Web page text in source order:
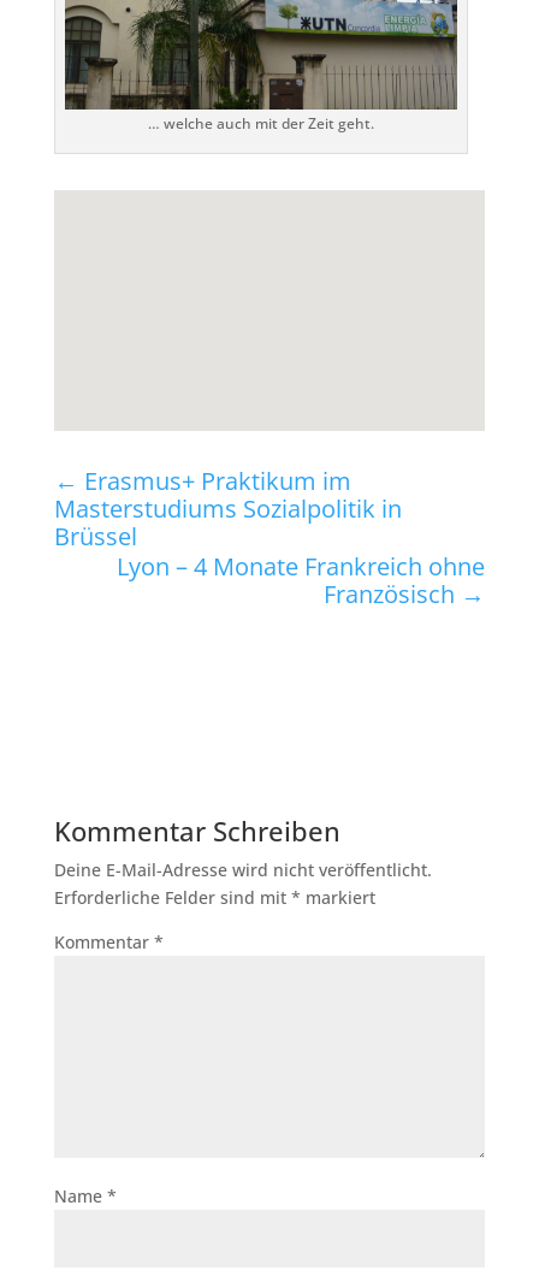
… welche auch mit der Zeit geht.
← Erasmus+ Praktikum im
Masterstudiums Sozialpolitik in
Brüssel
Lyon – 4 Monate Frankreich ohne
Französisch →
Kommentar Schreiben
Deine E-Mail-Adresse wird nicht veröffentlicht.
Erforderliche Felder sind mit * markiert
Kommentar *
Name *